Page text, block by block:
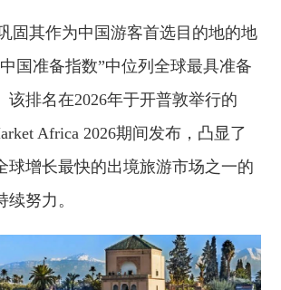
固其作为中国游客首选目的地的地
国准备指数”中位列全球最具准备
该排名在2026年于开普敦举行的
Africa 2026期间发布，凸显了
球增长最快的出境旅游市场之一的
努力。